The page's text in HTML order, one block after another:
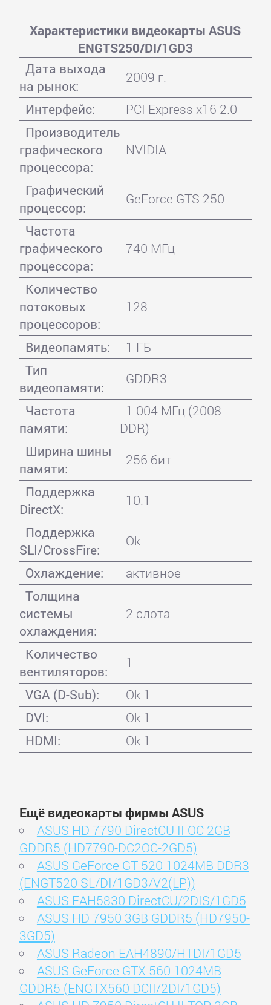
Характеристики видеокарты ASUS
ENGTS250/DI/1GD3
Дата выхода
на рынок:
2009 г.
Интерфейс:
PCI Express x16 2.0
Производитель
графического
процессора:
NVIDIA
Графический
процессор:
GeForce GTS 250
Частота
графического
процессора:
740 МГц
Количество
потоковых
процессоров:
128
Видеопамять:
1 ГБ
Тип
видеопамяти:
GDDR3
Частота
памяти:
1 004 МГц (2008
DDR)
Ширина шины
памяти:
256 бит
Поддержка
DirectX:
10.1
Поддержка
SLI/CrossFire:
Ok
Охлаждение:
активное
Толщина
системы
охлаждения:
2 слота
Количество
вентиляторов:
1
VGA (D-Sub):
Ok 1
DVI:
Ok 1
HDMI:
Ok 1
Ещё видеокарты фирмы ASUS
ASUS HD 7790 DirectCU II OC 2GB
GDDR5 (HD7790-DC2OC-2GD5)
ASUS GeForce GT 520 1024MB DDR3
(ENGT520 SL/DI/1GD3/V2(LP))
ASUS EAH5830 DirectCU/2DIS/1GD5
ASUS HD 7950 3GB GDDR5 (HD7950-
3GD5)
ASUS Radeon EAH4890/HTDI/1GD5
ASUS GeForce GTX 560 1024MB
GDDR5 (ENGTX560 DCII/2DI/1GD5)